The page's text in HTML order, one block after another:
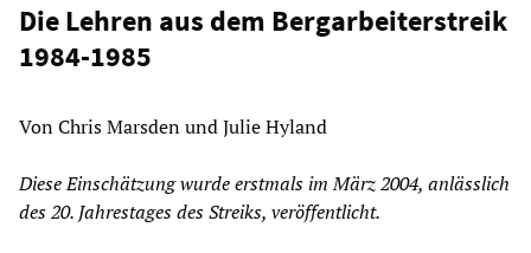
Die Lehren aus dem Bergarbeiterstreik
1984-1985
Von Chris Marsden und Julie Hyland
Diese Einschätzung wurde erstmals im März 2004, anlässlich
des 20. Jahrestages des Streiks, veröffentlicht.